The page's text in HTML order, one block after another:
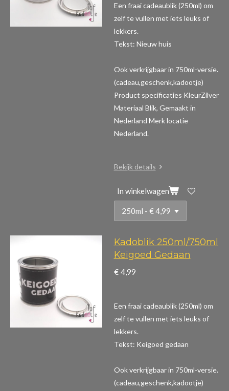
Een fraai cadeaublik (250ml) om
zelf te vullen met iets leuks of
lekkers.
Tekst: Nieuw huis
Ook verkrijgbaar in 750ml-versie.
(cadeau,geschenk,kadootje)
Product specificaties KleurZilver
Materiaal Blik, Gemaakt in
Nederland Merk locatie
Nederland.
Bekijk details
In winkelwagen
Kadoblik 250ml/750ml
Keigoed Gedaan
€ 4,99
Een fraai cadeaublik (250ml) om
zelf te vullen met iets leuks of
lekkers.
Tekst: Keigoed gedaan
Ook verkrijgbaar in 750ml-versie.
(cadeau,geschenk,kadootje)